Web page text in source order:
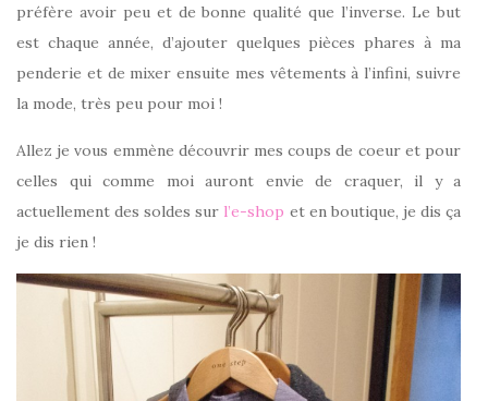
préfère avoir peu et de bonne qualité que l’inverse. Le but
est chaque année, d’ajouter quelques pièces phares à ma
penderie et de mixer ensuite mes vêtements à l’infini, suivre
la mode, très peu pour moi !
Allez je vous emmène découvrir mes coups de coeur et pour
celles qui comme moi auront envie de craquer, il y a
actuellement des soldes sur l’e-shop et en boutique, je dis ça
je dis rien !